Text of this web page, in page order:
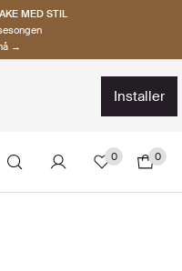
MED STIL
→
installer
0 0